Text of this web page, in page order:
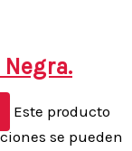
Este producto
se pueden